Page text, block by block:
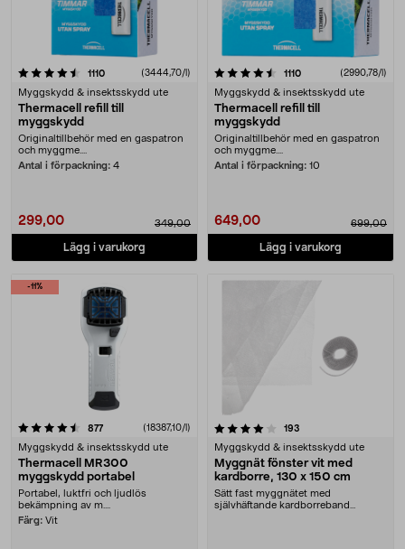
1110recensioner(3444,70/l)
Myggskydd & insektsskydd ute
Thermacell refill till
myggskydd
Originaltillbehör med en gaspatron
och myggme....
Antal i förpackning: 4
299,00 349,00
Lägg i varukorg
4.5 av 5 stjärnor 1110recensioner(2990,78/l)
Myggskydd & insektsskydd ute
Thermacell refill till
myggskydd
Originaltillbehör med en gaspatron
och myggme....
Antal i förpackning: 10
649,00 699,00
Lägg i varukorg
-11%
877recensioner(18387,10/l)
Myggskydd & insektsskydd ute
Thermacell MR300
myggskydd portabel
Portabel, luktfri och ljudlös
bekämpning av m....
Färg: Vit
4.0 av 5 stjärnor 193
Myggskydd & insektsskydd ute
Myggnät fönster vit med
kardborre, 130 x 150 cm
Sätt fast myggnätet med
självhäftande kardborreband